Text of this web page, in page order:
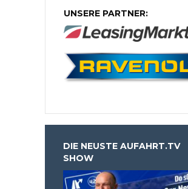
UNSERE PARTNER:
DIE NEUSTE AUFAHRT.TV
SHOW